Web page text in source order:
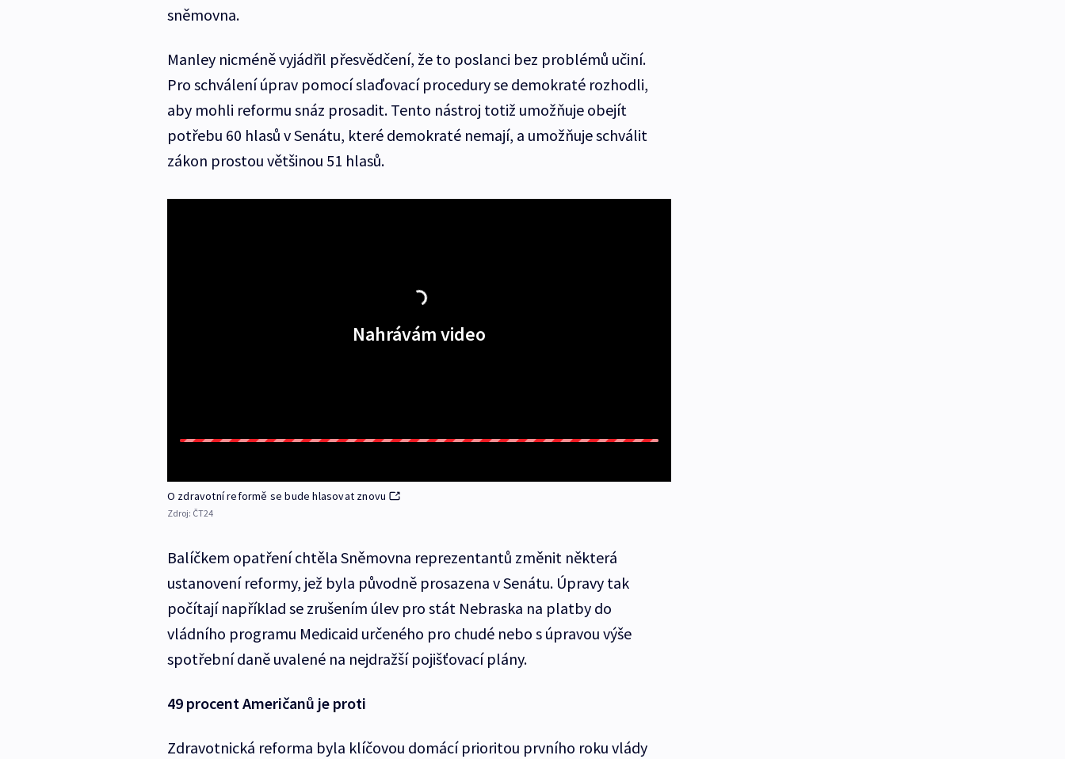
sněmovna.
Manley nicméně vyjádřil přesvědčení, že to poslanci bez problémů učiní.
Pro schválení úprav pomocí slaďovací procedury se demokraté rozhodli,
aby mohli reformu snáz prosadit. Tento nástroj totiž umožňuje obejít
potřebu 60 hlasů v Senátu, které demokraté nemají, a umožňuje schválit
zákon prostou většinou 51 hlasů.
Nahrávám video
O zdravotní reformě se bude hlasovat znovu
Zdroj: ČT24
Balíčkem opatření chtěla Sněmovna reprezentantů změnit některá
ustanovení reformy, jež byla původně prosazena v Senátu. Úpravy tak
počítají například se zrušením úlev pro stát Nebraska na platby do
vládního programu Medicaid určeného pro chudé nebo s úpravou výše
spotřební daně uvalené na nejdražší pojišťovací plány.
49 procent Američanů je proti
Zdravotnická reforma byla klíčovou domácí prioritou prvního roku vlády